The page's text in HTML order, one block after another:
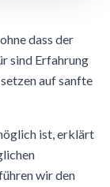
dass der
sind Erfahrung
auf sanfte
ist, erklärt
wir den